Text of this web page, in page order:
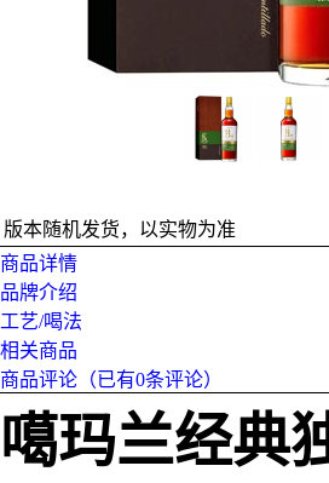
版本随机发货，以实物为准
商品详情
品牌介绍
工艺/喝法
相关商品
商品评论（已有0条评论）
噶玛兰经典